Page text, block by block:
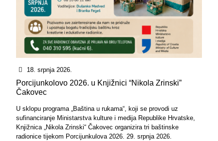
18. srpnja 2026.
Porcijunkolovo 2026. u Knjižnici “Nikola Zrinski”
Čakovec
U sklopu programa „Baština u rukama“, koji se provodi uz
sufinanciranje Ministarstva kulture i medija Republike Hrvatske,
Knjižnica „Nikola Zrinski“ Čakovec organizira tri baštinske
radionice tijekom Porcijunkulova 2026. 29. srpnja 2026.